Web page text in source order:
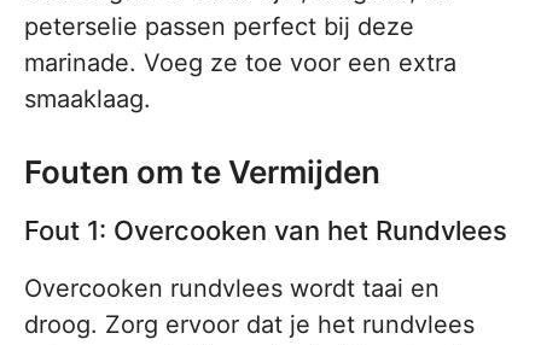
peterselie passen perfect bij deze
marinade. Voeg ze toe voor een extra
smaaklaag.
Fouten om te Vermijden
Fout 1: Overcooken van het Rundvlees
Overcooken rundvlees wordt taai en
droog. Zorg ervoor dat je het rundvlees